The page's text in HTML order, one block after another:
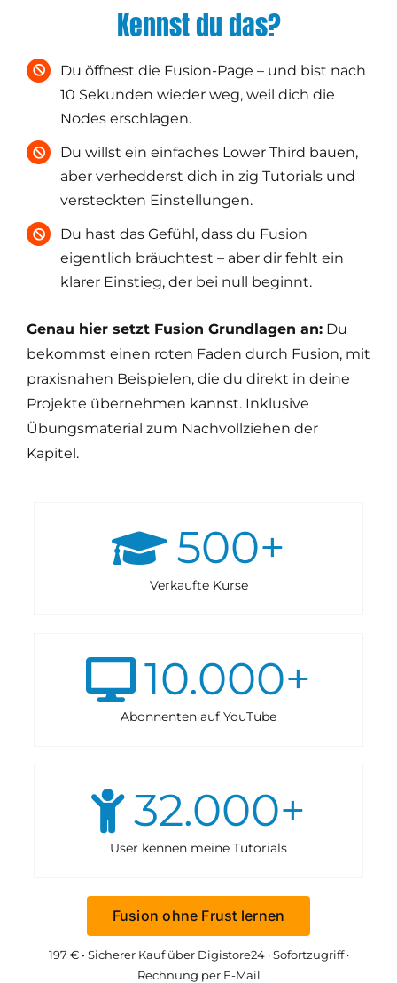
Kennst du das?
Du öffnest die Fusion-Page – und bist nach
10 Sekunden wieder weg, weil dich die
Nodes erschlagen.
Du willst ein einfaches Lower Third bauen,
aber verhedderst dich in zig Tutorials und
versteckten Einstellungen.
Du hast das Gefühl, dass du Fusion
eigentlich bräuchtest – aber dir fehlt ein
klarer Einstieg, der bei null beginnt.
Genau hier setzt Fusion Grundlagen an:Du
bekommst einen roten Faden durch Fusion, mit
praxisnahen Beispielen, die du direkt in deine
Projekte übernehmen kannst. Inklusive
Übungsmaterial zum Nachvollziehen der
Kapitel.
500+
Verkaufte Kurse
10.000+
Abonnenten auf YouTube
32.000+
User kennen meine Tutorials
Fusion ohne Frust lernen
197 € • Sicherer Kauf über Digistore24 · Sofortzugriff ·
Rechnung per E-Mail